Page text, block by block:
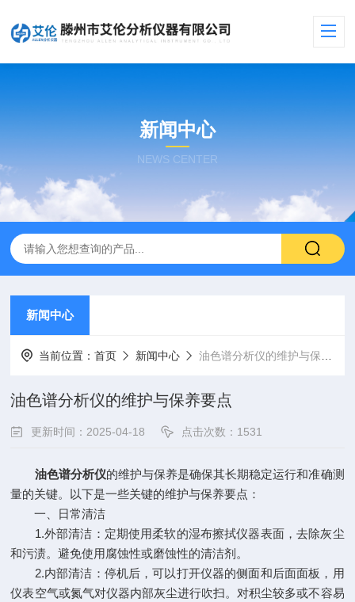
新闻中心
NEWS CENTER
新闻中心
当前位置：首页 新闻中心 油色谱分析仪的维护与保养要点
油色谱分析仪的维护与保养要点
更新时间：2025-04-18 点击次数：1531
油色谱分析仪的维护与保养是确保其长期稳定运行和准确测
量的关键。以下是一些关键的维护与保养要点：
一、日常清洁
1.外部清洁：定期使用柔软的湿布擦拭仪器表面，去除灰尘
和污渍。避免使用腐蚀性或磨蚀性的清洁剂。
2.内部清洁：停机后，可以打开仪器的侧面和后面面板，用
仪表空气或氮气对仪器内部灰尘进行吹扫。对积尘较多或不容易